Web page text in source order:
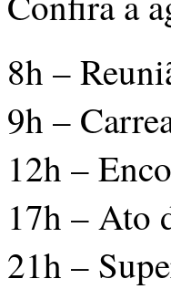
8h –
9h –
12h –
17h – Ato
21h –